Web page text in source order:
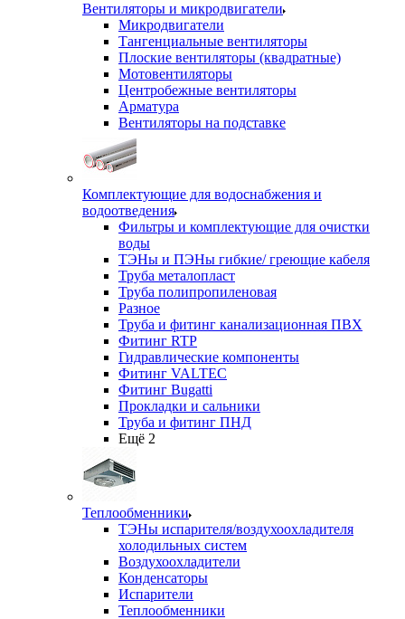
Вентиляторы и микродвигатели
Микродвигатели
Тангенциальные вентиляторы
Плоские вентиляторы (квадратные)
Мотовентиляторы
Центробежные вентиляторы
Арматура
Вентиляторы на подставке
Комплектующие для водоснабжения и
водоотведения
Фильтры и комплектующие для очистки
воды
ТЭНы и ПЭНы гибкие/ греющие кабеля
Труба металопласт
Труба полипропиленовая
Разное
Труба и фитинг канализационная ПВХ
Фитинг RTP
Гидравлические компоненты
Фитинг VALTEC
Фитинг Bugatti
Прокладки и сальники
Труба и фитинг ПНД
Ещё 2
Теплообменники
ТЭНы испарителя/воздухоохладителя
холодильных систем
Воздухоохладители
Конденсаторы
Испарители
Теплообменники